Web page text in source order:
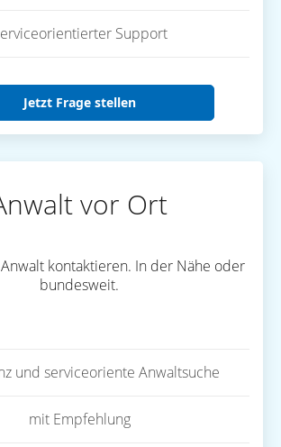
Support
Jetzt Frage stellen
vor Ort
kontaktieren. In der Nähe oder
bundesweit.
und serviceoriente Anwaltsuche
mit Empfehlung